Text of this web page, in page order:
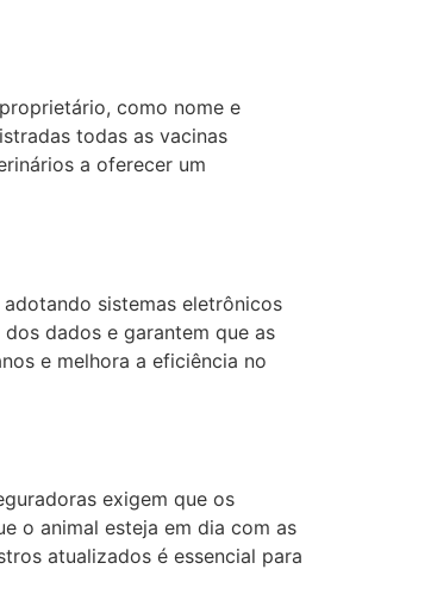
como nome e
todas as vacinas
a oferecer um
sistemas eletrônicos
dados e garantem que as
e melhora a eficiência no
exigem que os
o animal esteja em dia com as
atualizados é essencial para